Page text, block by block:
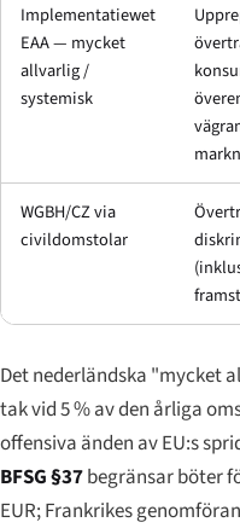
Implementatiewet
EAA — mycket
allvarlig /
systemisk
WGBH/CZ via
civildomstolar
Det nederländska "mycket
tak vid 5 % av den årliga
offensiva änden av EU:s
BFSG §37begränsar böter
EUR; Frankrikes